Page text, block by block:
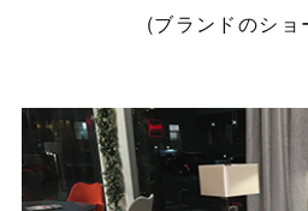
(ブランドのショ